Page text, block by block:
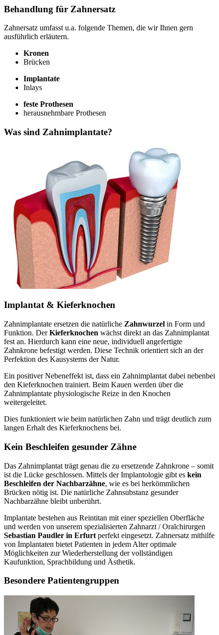
Behandlung für Zahnersatz
Zahnersatz umfasst u.a. folgende Themen, die wir Ihnen gern
ausführlich erläutern.
Kronen
Brücken
Implantate
Inlays
feste Prothesen
herausnehmbare Prothesen
Was sind Zahnimplantate?
Implantat & Kieferknochen
Zahnimplantate ersetzen die natürliche Zahnwurzel in Form und
Funktion. DerKieferknochen wächst direkt an das Zahnimplantat
fest an. Hierdurch kann eine neue, individuell angefertigte
Zahnkrone befestigt werden. Diese Technik orientiert sich an der
Perfektion des Kausystems der Natur.
Ein positiver Nebeneffekt ist, dass ein Zahnimplantat dabei nebenbei
den Kieferknochen trainiert. Beim Kauen werden über die
Zahnimplantate physiologische Reize in den Knochen
weitergeleitet.
Dies funktioniert wie beim natürlichen Zahn und trägt deutlich zum
langen Erhalt des Kieferknochens bei.
Kein Beschleifen gesunder Zähne
Das Zahnimplantat trägt genau die zu ersetzende Zahnkrone – somit
ist die Lücke geschlossen. Mittels der Implantologie gibt es kein
Beschleifen der Nachbarzähne, wie es bei herkömmlichen
Brücken nötig ist. Die natürliche Zahnsubstanz gesunder
Nachbarzähne bleibt unberührt.
Implantate bestehen aus Reintitan mit einer speziellen Oberfläche
und werden von unserem spezialisierten Zahnarzt / Oralchirurgen
Sebastian Paudler in Erfurt perfekt eingesetzt. Zahnersatz mithilfe
von Implantaten bietet Patienten in jedem Alter optimale
Möglichkeiten zur Wiederherstellung der vollständigen
Kaufunktion, Sprachbildung und Ästhetik.
Besondere Patientengruppen